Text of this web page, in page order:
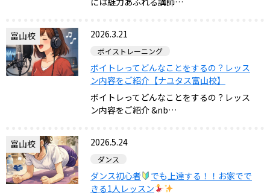
富山校 2026.3.21
ボイストレーニング
ボイトレってどんなことをするの？レッス
ン内容をご紹介【ナユタス富山校】
ボイトレってどんなことをするの？レッス
ン内容をご紹介 &nb…
富山校 2026.5.24
ダンス
ダンス初心者
でも上達する！！お家でで
きる1人レッスン